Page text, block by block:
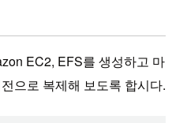
EC2, EFS를 생성하고 마
으로 복제해 보도록 합시다.